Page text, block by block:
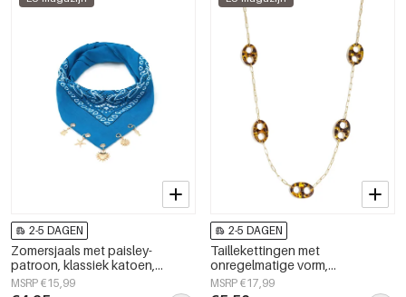
2-5 DAGEN
Zomersjaals met paisley-
patroon, klassiek katoen,
dagelijkse accessoires
MSRP €15,99
2-5 DAGEN
Taillekettingen met
onregelmatige vorm,
eenvoudige roestvrijstalen
MSRP €17,99